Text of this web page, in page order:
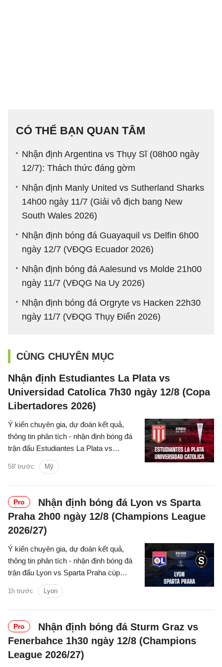
CÓ THỂ BẠN QUAN TÂM
Nhận định Argentina vs Thụy Sĩ (08h00 ngày
12/7): Thách thức đáng gờm
Nhận định Manly United vs Sutherland Sharks
14h00 ngày 11/7 (Giải vô địch bang New
South Wales 2026)
Nhận định bóng đá Guayaquil vs Delfin 6h00
ngày 12/7 (VĐQG Ecuador 2026)
Nhận định bóng đá Aalesund vs Molde 21h00
ngày 11/7 (VĐQG Na Uy 2026)
Nhận định bóng đá Orgryte vs Hacken 22h30
ngày 11/7 (VĐQG Thụy Điển 2026)
CÙNG CHUYÊN MỤC
Nhận định Estudiantes La Plata vs
Universidad Catolica 7h30 ngày 12/8 (Copa
Libertadores 2026)
Ý kiến chuyên gia, dự đoán kết quả,
thông tin phân tích - nhận định bóng đá
trận đấu Estudiantes La Plata vs
Universidad Catolica cúp C1 Nam
Mỹ/Copa Libertadores 2026 hôm nay.
59' trước Mỹ
Pro
Nhận định bóng đá Lyon vs Sparta
Praha 2h00 ngày 12/8 (Champions League
2026/27)
Ý kiến chuyên gia, dự đoán kết quả,
thông tin phân tích - nhận định bóng đá
trận đấu Lyon vs Sparta Praha cúp
C1/UEFA Champions League 2026/27
1h trước Lyon
Pro
Nhận định bóng đá Sturm Graz vs
Fenerbahce 1h30 ngày 12/8 (Champions
League 2026/27)